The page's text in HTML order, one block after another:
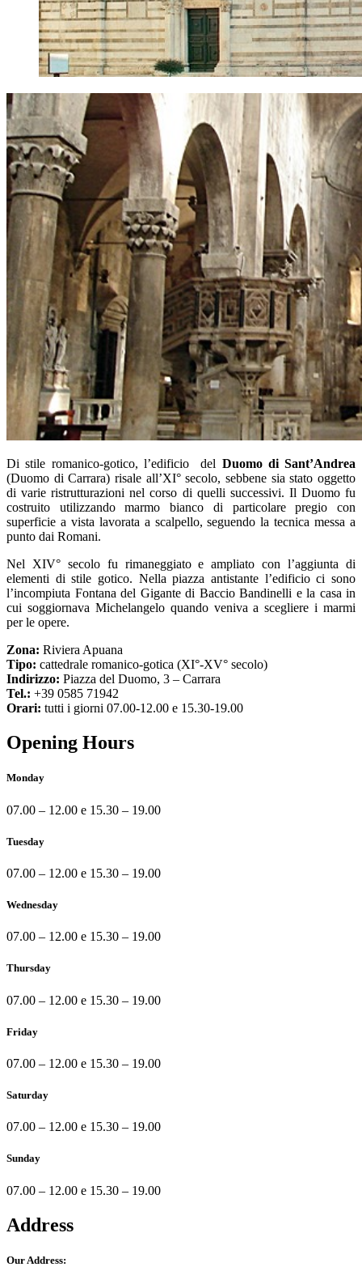
Di stile romanico-gotico, l’edificio del Duomo di Sant’Andrea
(Duomo di Carrara) risale all’XI° secolo, sebbene sia stato oggetto
di varie ristrutturazioni nel corso di quelli successivi. Il Duomo fu
costruito utilizzando marmo bianco di particolare pregio con
superficie a vista lavorata a scalpello, seguendo la tecnica messa a
punto dai Romani.
Nel XIV° secolo fu rimaneggiato e ampliato con l’aggiunta di
elementi di stile gotico. Nella piazza antistante l’edificio ci sono
l’incompiuta Fontana del Gigante di Baccio Bandinelli e la casa in
cui soggiornava Michelangelo quando veniva a scegliere i marmi
per le opere.
Zona: Riviera Apuana
Tipo: cattedrale romanico-gotica (XI°-XV° secolo)
Indirizzo: Piazza del Duomo, 3 – Carrara
Tel.: +39 0585 71942
Orari: tutti i giorni 07.00-12.00 e 15.30-19.00
Opening Hours
Monday
07.00 – 12.00 e 15.30 – 19.00
Tuesday
07.00 – 12.00 e 15.30 – 19.00
Wednesday
07.00 – 12.00 e 15.30 – 19.00
Thursday
07.00 – 12.00 e 15.30 – 19.00
Friday
07.00 – 12.00 e 15.30 – 19.00
Saturday
07.00 – 12.00 e 15.30 – 19.00
Sunday
07.00 – 12.00 e 15.30 – 19.00
Address
Our Address: